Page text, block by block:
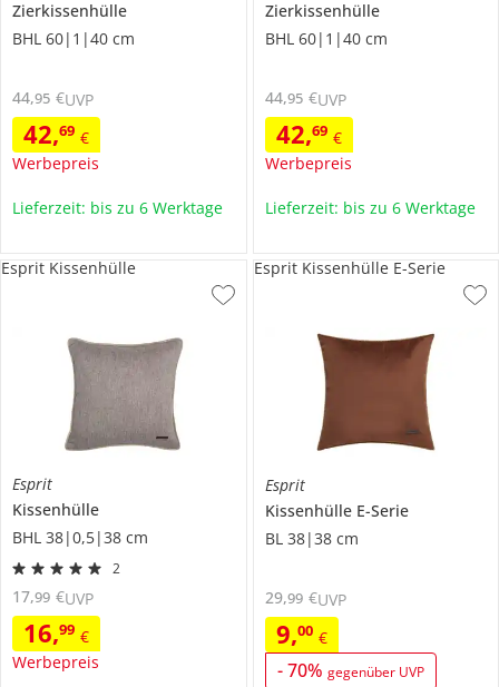
Zierkissenhülle
BHL 60|1|40 cm
42,69 €
Werbepreis
44,95 €UVP
Lieferzeit: bis zu 6 Werktage
Zierkissenhülle
BHL 60|1|40 cm
42,69 €
Werbepreis
44,95 €UVP
Lieferzeit: bis zu 6 Werktage
Esprit
Kissenhülle
BHL 38|0,5|38 cm
2
16,99 €
Werbepreis
17,99 €UVP
Esprit Kissenhülle
Esprit
Kissenhülle E-Serie
BL 38|38 cm
9,00 €
-70% gegenüber UVP
29,99 €UVP
Esprit Kissenhülle E-Serie